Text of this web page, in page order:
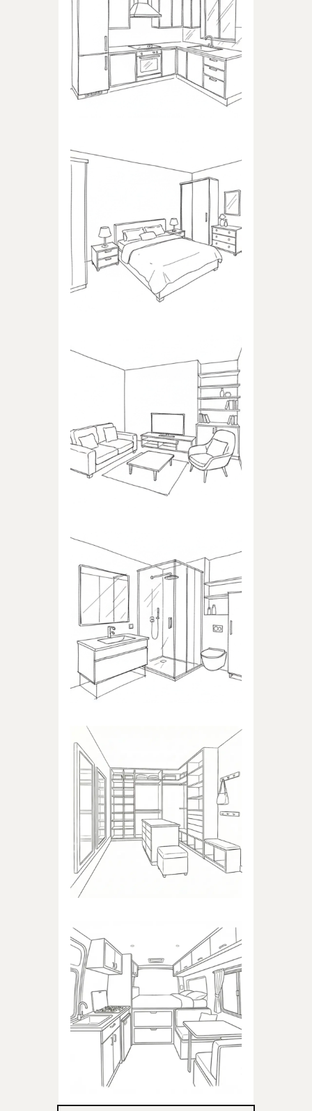
KUCHNIA
Produkty dedykowane do
kuchni
Produkty dedykowane do
sypialni
Produkty dedykowane do
pokoju dziennego
ŁAZIENKA
Produkty dedykowane do
łazienki
GARDEROBA
Produkty dedykowane do
garderoby
KAMPER
Produkty dedykowane do
kampera